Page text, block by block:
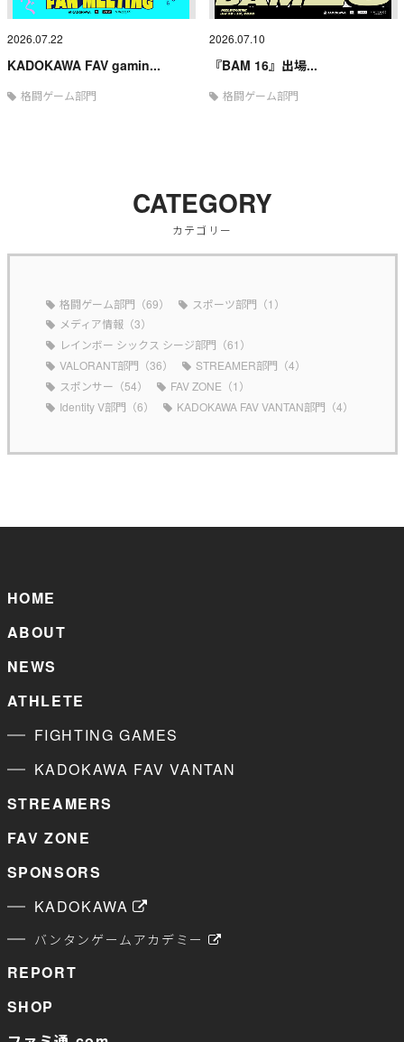
2026.07.22
KADOKAWA FAV gamin...
格闘ゲーム部門
2026.07.10
『BAM 16』出場...
格闘ゲーム部門
CATEGORY
カテゴリー
格闘ゲーム部門（69）
スポーツ部門（1）
メディア情報（3）
レインボー シックス シージ部門（61）
VALORANT部門（36）
STREAMER部門（4）
スポンサー（54）
FAV ZONE（1）
Identity V部門（6）
KADOKAWA FAV VANTAN部門（4）
HOME
ABOUT
NEWS
ATHLETE
FIGHTING GAMES
KADOKAWA FAV VANTAN
STREAMERS
FAV ZONE
SPONSORS
KADOKAWA
バンタンゲームアカデミー
REPORT
SHOP